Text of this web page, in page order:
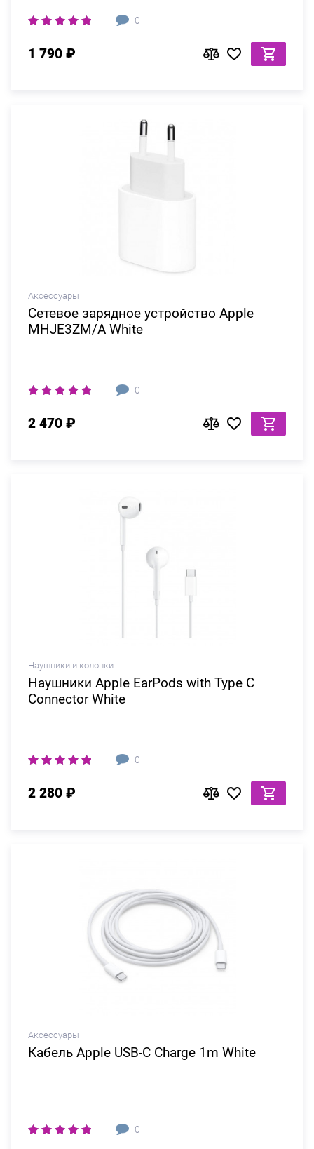
0
1 790 ₽
Аксессуары
Сетевое зарядное устройство Apple
MHJE3ZM/A White
0
2 470 ₽
Наушники и колонки
Наушники Apple EarPods with Type C
Connector White
0
2 280 ₽
Аксессуары
Кабель Apple USB-C Charge 1m White
0